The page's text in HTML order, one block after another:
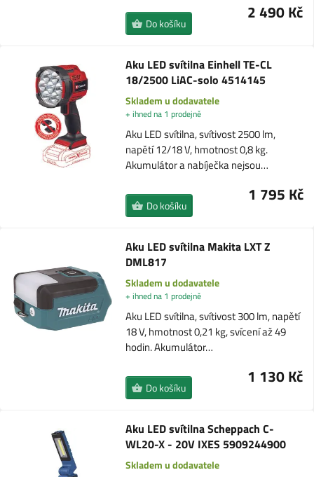
2 490 Kč
Do košíku
Aku LED svítilna Einhell TE-CL
18/2500 LiAC-solo 4514145
Skladem u dodavatele
+ ihned na 1 prodejně
Aku LED svítilna, svítivost 2500 lm,
napětí 12/18 V, hmotnost 0,8 kg.
Akumulátor a nabíječka nejsou…
1 795 Kč
Do košíku
Aku LED svítilna Makita LXT Z
DML817
Skladem u dodavatele
+ ihned na 1 prodejně
Aku LED svítilna, svítivost 300 lm, napětí
18 V, hmotnost 0,21 kg, svícení až 49
hodin. Akumulátor…
1 130 Kč
Do košíku
Aku LED svítilna Scheppach C-
WL20-X - 20V IXES 5909244900
Skladem u dodavatele